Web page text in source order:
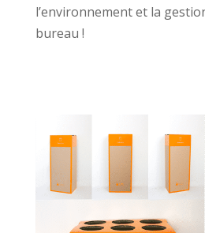
l’environnement et la
bureau !